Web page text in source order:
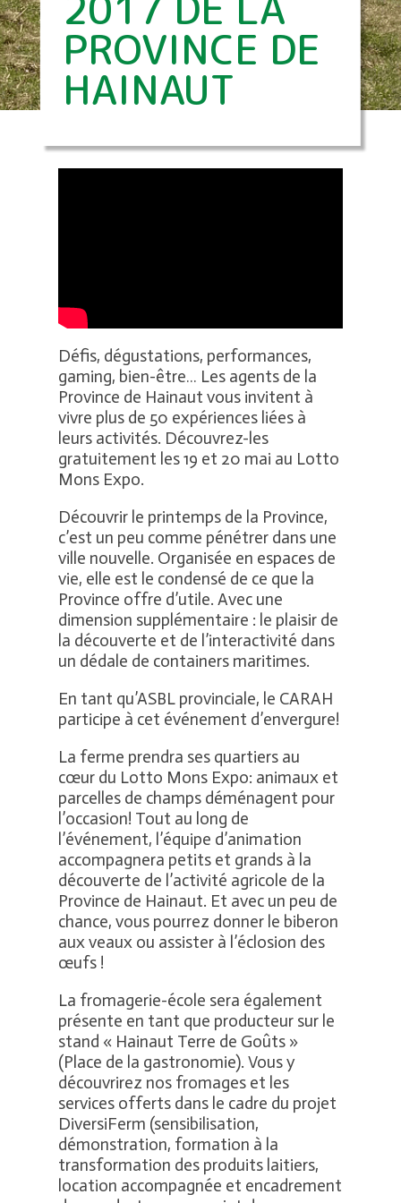
PROVINCE DE
HAINAUT
Défis, dégustations, performances,
gaming, bien-être… Les agents de la
Province de Hainaut vous invitent à
vivre plus de 50 expériences liées à
leurs activités. Découvrez-les
gratuitement les 19 et 20 mai au Lotto
Mons Expo.
Découvrir le printemps de la Province,
c’est un peu comme pénétrer dans une
ville nouvelle. Organisée en espaces de
vie, elle est le condensé de ce que la
Province offre d’utile. Avec une
dimension supplémentaire : le plaisir de
la découverte et de l’interactivité dans
un dédale de containers maritimes.
En tant qu’ASBL provinciale, le CARAH
participe à cet événement d’envergure!
La ferme prendra ses quartiers au
cœur du Lotto Mons Expo: animaux et
parcelles de champs déménagent pour
l’occasion! Tout au long de
l’événement, l’équipe d’animation
accompagnera petits et grands à la
découverte de l’activité agricole de la
Province de Hainaut. Et avec un peu de
chance, vous pourrez donner le biberon
aux veaux ou assister à l’éclosion des
œufs !
La fromagerie-école sera également
présente en tant que producteur sur le
stand « Hainaut Terre de Goûts »
(Place de la gastronomie). Vous y
découvrirez nos fromages et les
services offerts dans le cadre du projet
DiversiFerm (sensibilisation,
démonstration, formation à la
transformation des produits laitiers,
location accompagnée et encadrement